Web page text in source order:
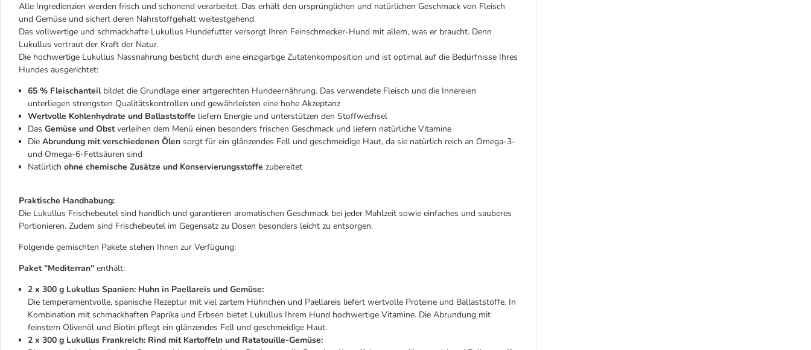
Alle Ingredienzien werden frisch und schonend verarbeitet. Das erhält den ursprünglichen und natürlichen Geschmack von Fleisch
und Gemüse und sichert deren Nährstoffgehalt weitestgehend.
Das vollwertige und schmackhafte Lukullus Hundefutter versorgt Ihren Feinschmecker-Hund mit allem, was er braucht. Denn
Lukullus vertraut der Kraft der Natur.
Die hochwertige Lukullus Nassnahrung besticht durch eine einzigartige Zutatenkomposition und ist optimal auf die Bedürfnisse Ihres
Hundes ausgerichtet:
65 % Fleischanteilbildet die Grundlage einer artgerechten Hundeernährung. Das verwendete Fleisch und die Innereien
unterliegen strengsten Qualitätskontrollen und gewährleisten eine hohe Akzeptanz
Wertvolle Kohlenhydrate und Ballaststoffe liefern Energie und unterstützen den Stoffwechsel
Das Gemüse und Obstverleihen dem Menü einen besonders frischen Geschmack und liefern natürliche Vitamine
Die Abrundung mit verschiedenen Ölen sorgt für ein glänzendes Fell und geschmeidige Haut, da sie natürlich reich an Omega-3-
und Omega-6-Fettsäuren sind
Natürlich ohne chemische Zusätze und Konservierungsstoffe zubereitet
Praktische Handhabung:
Die Lukullus Frischebeutel sind handlich und garantieren aromatischen Geschmack bei jeder Mahlzeit sowie einfaches und sauberes
Portionieren. Zudem sind Frischebeutel im Gegensatz zu Dosen besonders leicht zu entsorgen.
Folgende gemischten Pakete stehen Ihnen zur Verfügung:
Paket "Mediterran" enthält:
2 x 300 g Lukullus Spanien: Huhn in Paellareis und Gemüse:
Die temperamentvolle, spanische Rezeptur mit viel zartem Hühnchen und Paellareis liefert wertvolle Proteine und Ballaststoffe. In
Kombination mit schmackhaften Paprika und Erbsen bietet Lukullus Ihrem Hund hochwertige Vitamine. Die Abrundung mit
feinstem Olivenöl und Biotin pflegt ein glänzendes Fell und geschmeidige Haut.
2 x 300 g Lukullus Frankreich: Rind mit Kartoffeln und Ratatouille-Gemüse: